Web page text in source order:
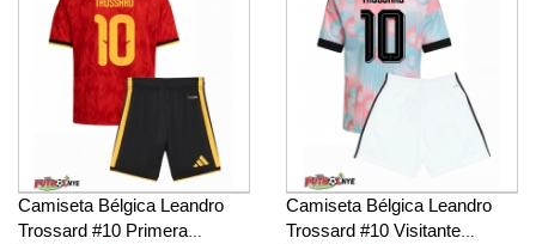
Camiseta Bélgica Leandro
Trossard #10 Primera
Camiseta Bélgica Leandro
Trossard #10 Visitante